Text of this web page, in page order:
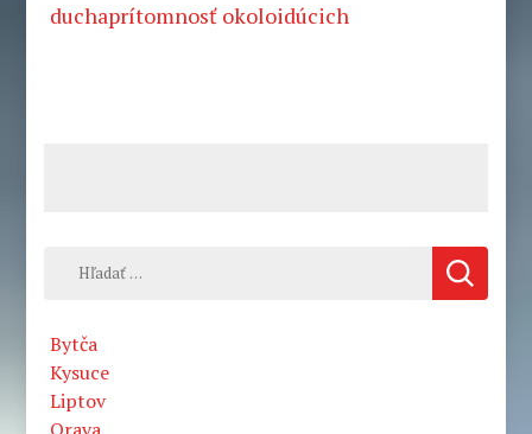
duchaprítomnosť okoloidúcich
Hľadať:
Bytča
Kysuce
Liptov
Orava